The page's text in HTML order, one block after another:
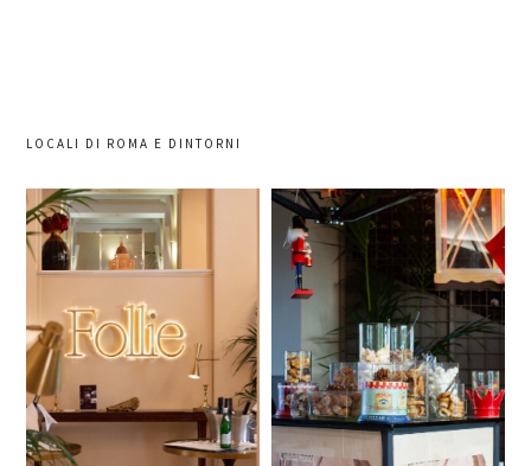
LOCALI DI ROMA E DINTORNI